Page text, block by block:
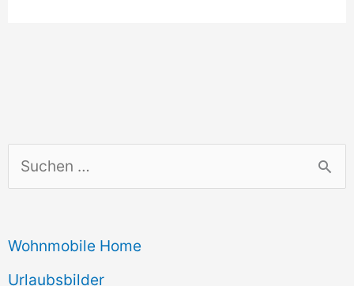
u
h
e
Wohnmobile Home
Urlaubsbilder